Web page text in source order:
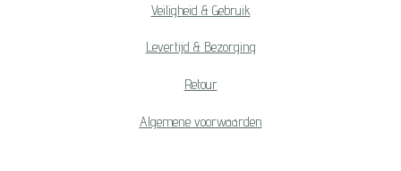
Veiligheid & Gebruik
Levertijd & Bezorging
Retour
Algemene voorwaarden